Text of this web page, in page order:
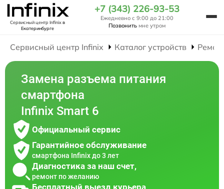
Сервисный центр Infinixв
Екатеринбурге
+7 (343) 226-93-53
Ежедневно с 9:00 до 21:00
Позвонить мне утром
Сервисный центр Infinix Каталог устройств
Замена разъема питания
смартфона
Infinix Smart 6
Официальный сервис
Гарантийное обслуживание
смартфона Infinix до 3 лет
Диагностика за наш счет,
ремонт по желанию